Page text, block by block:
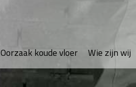
Oorzaak koude vloer Wie zijn wij